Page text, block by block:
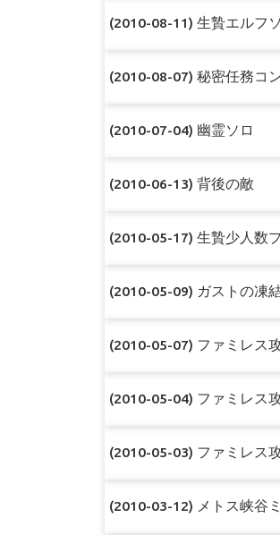
(2010-08-11) 生贄エルフ
(2010-08-07) 秘密任務コ
(2010-07-04) 幽霊ソロ
(2010-06-13) 背後の敵
(2010-05-17) 生贄少人数
(2010-05-09) ガストの凍
(2010-05-07) ファミレス
(2010-05-04) ファミレス
(2010-05-03) ファミレス
(2010-03-12) メトス峡谷